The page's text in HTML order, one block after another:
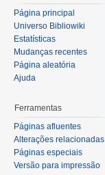
Página principal
Universo Bibliowiki
Estatísticas
Mudanças recentes
Página aleatória
Ajuda
Ferramentas
Páginas afluentes
Alterações relacionadas
Páginas especiais
Versão para impressão